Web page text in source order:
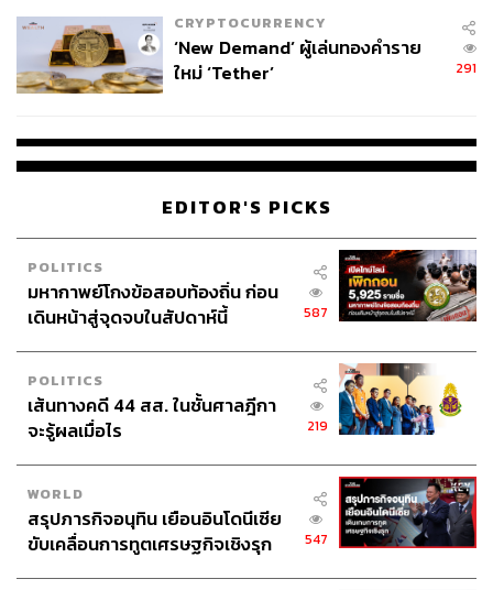
CRYPTOCURRENCY
‘New Demand’ ผู้เล่นทองคำราย
ใหม่ ‘Tether’
291
EDITOR'S PICKS
POLITICS
มหากาพย์โกงข้อสอบท้องถิ่น ก่อน
เดินหน้าสู่จุดจบในสัปดาห์นี้
587
POLITICS
เส้นทางคดี 44 สส. ในชั้นศาลฎีกา
จะรู้ผลเมื่อไร
219
WORLD
สรุปภารกิจอนุทิน เยือนอินโดนีเซีย
ขับเคลื่อนการทูตเศรษฐกิจเชิงรุก
547